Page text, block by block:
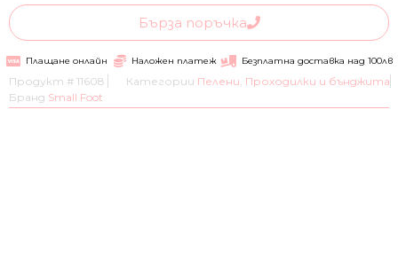
Бърза поръчка
Плащане онлайн Наложен платеж Безплатна доставка над 100лв
Продукт # 11608 Категории Пелени, Проходилки и бънджита
Бранд Small Foot